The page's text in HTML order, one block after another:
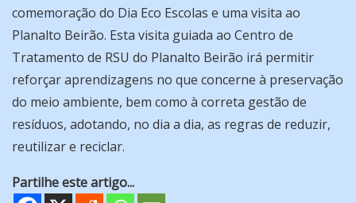
comemoração do Dia Eco Escolas e uma visita ao
Planalto Beirão. Esta visita guiada ao Centro de
Tratamento de RSU do Planalto Beirão irá permitir
reforçar aprendizagens no que concerne à preservação
do meio ambiente, bem como à correta gestão de
resíduos, adotando, no dia a dia, as regras de reduzir,
reutilizar e reciclar.
Partilhe este artigo...